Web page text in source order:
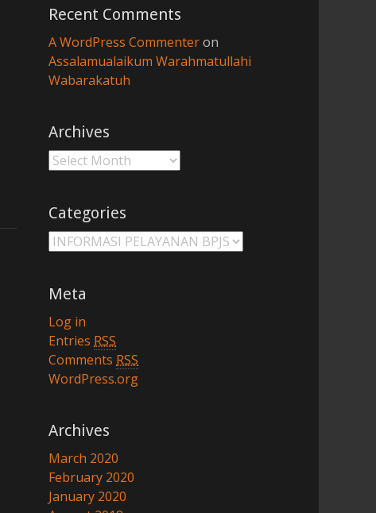
Recent Comments
A WordPress Commenteron
Assalamualaikum Warahmatullahi
Wabarakatuh
Archives
Archives
Categories
Categories
Meta
Log in
Entries RSS
Comments RSS
WordPress.org
Archives
March 2020
February 2020
January 2020